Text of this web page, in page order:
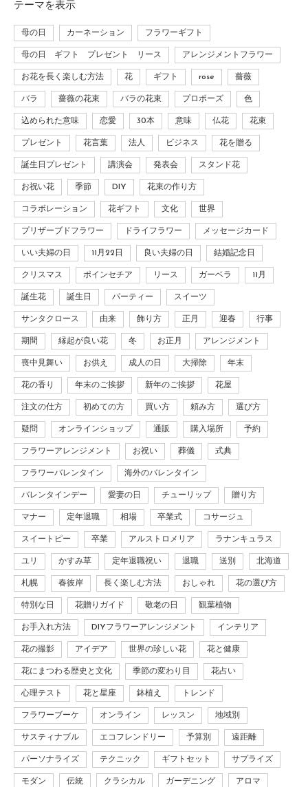
テーマ を表示
母の日 カーネーション フラワーギフト
母の日 ギフト プレゼント リース アレンジメントフラワー
お花を長く楽しむ方法 花 ギフト rose 薔薇
バラ 薔薇の花束 バラの花束 プロポーズ 色
込められた意味 恋愛 30本 意味 仏花 花束
プレゼント 花言葉 法人 ビジネス 花を贈る
誕生日プレゼント 講演会 発表会 スタンド花
お祝い花 季節 DIY 花束の作り方
コラボレーション 花ギフト 文化 世界
プリザーブドフラワー ドライフラワー メッセージカード
いい夫婦の日 11月22日 良い夫婦の日 結婚記念日
クリスマス ポインセチア リース ガーベラ 11月
誕生花 誕生日 パーティー スイーツ
サンタクロース 由来 飾り方 正月 迎春 行事
期間 縁起が良い花 冬 お正月 アレンジメント
喪中見舞い お供え 成人の日 大掃除 年末
花の香り 年末のご挨拶 新年のご挨拶 花屋
注文の仕方 初めての方 買い方 頼み方 選び方
疑問 オンラインショップ 通販 購入場所 予約
フラワーアレンジメント お祝い 葬儀 式典
フラワーバレンタイン 海外のバレンタイン
バレンタインデー 愛妻の日 チューリップ 贈り方
マナー 定年退職 相場 卒業式 コサージュ
スイートピー 卒業 アルストロメリア ラナンキュラス
ユリ かすみ草 定年退職祝い 退職 送別 北海道
札幌 春彼岸 長く楽しむ方法 おしゃれ 花の選び方
特別な日 花贈りガイド 敬老の日 観葉植物
お手入れ方法 DIYフラワーアレンジメント インテリア
花の撮影 アイデア 世界の珍しい花 花と健康
花にまつわる歴史と文化 季節の変わり目 花占い
心理テスト 花と星座 鉢植え トレンド
フラワーブーケ オンライン レッスン 地域別
サスティナブル エコフレンドリー 予算別 遠距離
パーソナライズ テクニック ギフトセット サプライズ
モダン 伝統 クラシカル ガーデニング アロマ